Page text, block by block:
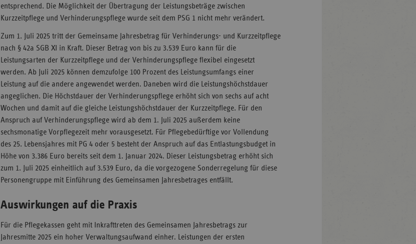
entsprechend. Die Möglichkeit der Übertragung der Leistungsbeträge zwischen
Kurzzeitpflege und Verhinderungspflege wurde seit dem PSG 1 nicht mehr verändert.
Zum 1. Juli 2025 tritt der Gemeinsame Jahresbetrag für Verhinderungs- und Kurzzeitpflege
nach § 42a SGB XI in Kraft. Dieser Betrag von bis zu 3.539 Euro kann für die
Leistungsarten der Kurzzeitpflege und der Verhinderungspflege flexibel eingesetzt
werden. Ab Juli 2025 können demzufolge 100 Prozent des Leistungsumfangs einer
Leistung auf die andere angewendet werden. Daneben wird die Leistungshöchstdauer
angeglichen. Die Höchstdauer der Verhinderungspflege erhöht sich von sechs auf acht
Wochen und damit auf die gleiche Leistungshöchstdauer der Kurzzeitpflege. Für den
Anspruch auf Verhinderungspflege wird ab dem 1. Juli 2025 außerdem keine
sechsmonatige Vorpflegezeit mehr vorausgesetzt. Für Pflegebedürftige vor Vollendung
des 25. Lebensjahres mit PG 4 oder 5 besteht der Anspruch auf das Entlastungsbudget in
Höhe von 3.386 Euro bereits seit dem 1. Januar 2024. Dieser Leistungsbetrag erhöht sich
zum 1. Juli 2025 einheitlich auf 3.539 Euro, da die vorgezogene Sonderregelung für diese
Personengruppe mit Einführung des Gemeinsamen Jahresbetrages entfällt.
Auswirkungen auf die Praxis
Für die Pflegekassen geht mit Inkrafttreten des Gemeinsamen Jahresbetrags zur
Jahresmitte 2025 ein hoher Verwaltungsaufwand einher. Leistungen der ersten